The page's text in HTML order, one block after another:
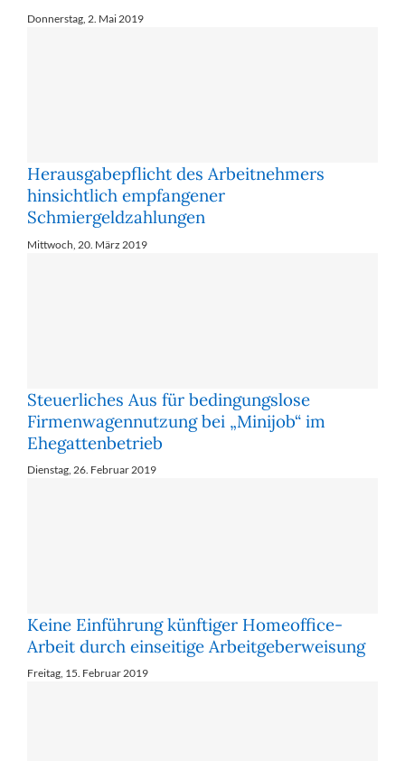
Donnerstag, 2. Mai 2019
Herausgabepflicht des Arbeitnehmers
hinsichtlich empfangener
Schmiergeldzahlungen
Mittwoch, 20. März 2019
Steuerliches Aus für bedingungslose
Firmenwagennutzung bei „Minijob“ im
Ehegattenbetrieb
Dienstag, 26. Februar 2019
Keine Einführung künftiger Homeoffice-
Arbeit durch einseitige Arbeitgeberweisung
Freitag, 15. Februar 2019